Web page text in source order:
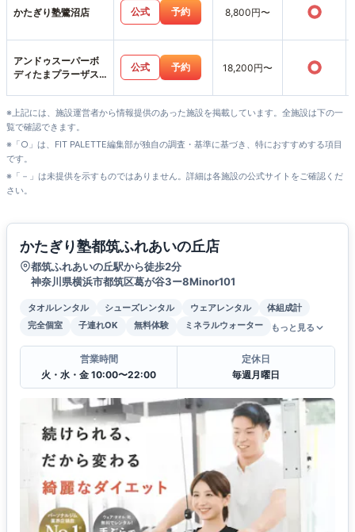
かたぎり塾鷺沼店 公式 予約 8,800円〜 ○
アンドゥスーパーボ
ディたまプラーザス
公式 予約 18,200円〜 ○
※上記には、施設運営者から情報提供のあった施設を掲載しています。全施設は下の一
覧で確認できます。
※「○」は、FIT PALETTE編集部が独自の調査・基準に基づき、特におすすめする項目
です。
※「－」は未提供を示すものではありません。詳細は各施設の公式サイトをご確認くだ
さい。
かたぎり塾都筑ふれあいの丘店
都筑ふれあいの丘駅から徒歩2分
神奈川県横浜市都筑区葛が谷3ー8Minor101
タオルレンタル シューズレンタル ウェアレンタル
体組成計
完全個室
子連れOK 無料体験 ミネラルウォーター もっと見る
営業時間
火・水・金 10:00〜22:00
定休日
毎週月曜日